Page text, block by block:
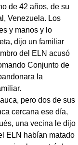
de 42 años, de su
Venezuela. Los
y manos y lo
dijo un familiar
del ELN acusó
Conjunto de
la
pero dos de sus
cercana ese día,
una vecina le dijo
ELN habían matado